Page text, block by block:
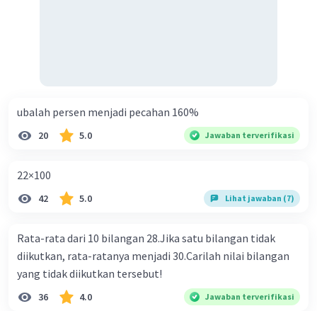
ubalah persen menjadi pecahan 160%
20 5.0 Jawaban terverifikasi
22×100
42 5.0 Lihat jawaban (7)
Rata-rata dari 10 bilangan 28.Jika satu bilangan tidak
diikutkan, rata-ratanya menjadi 30.Carilah nilai bilangan
yang tidak diikutkan tersebut!
36 4.0 Jawaban terverifikasi